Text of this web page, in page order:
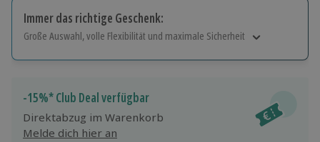
Immer das richtige Geschenk:
Große Auswahl, volle Flexibilität und maximale Sicherheit
Jeder Gutschein für alle Erlebnisse einlösbar.
Maximale Sicherheit
10 Jahre gültig & verlängerbar.
-15%* Club Deal verfügbar
Direktabzug im Warenkorb
Melde dich hier an